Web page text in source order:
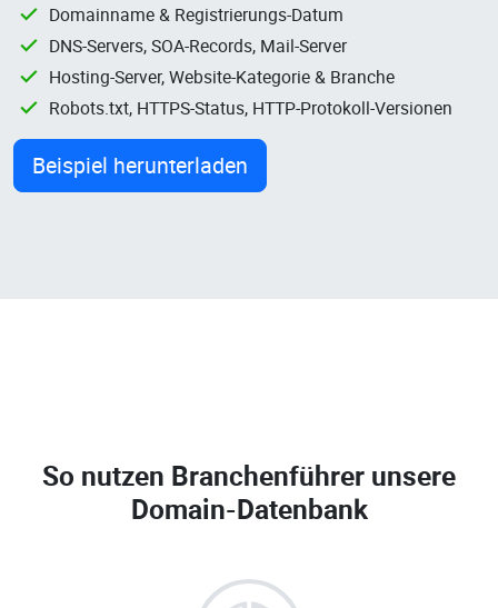
Domainname & Registrierungs-Datum
DNS-Servers, SOA-Records, Mail-Server
Hosting-Server, Website-Kategorie & Branche
Robots.txt, HTTPS-Status, HTTP-Protokoll-Versionen
Beispiel herunterladen
So nutzen Branchenführer unsere
Domain-Datenbank